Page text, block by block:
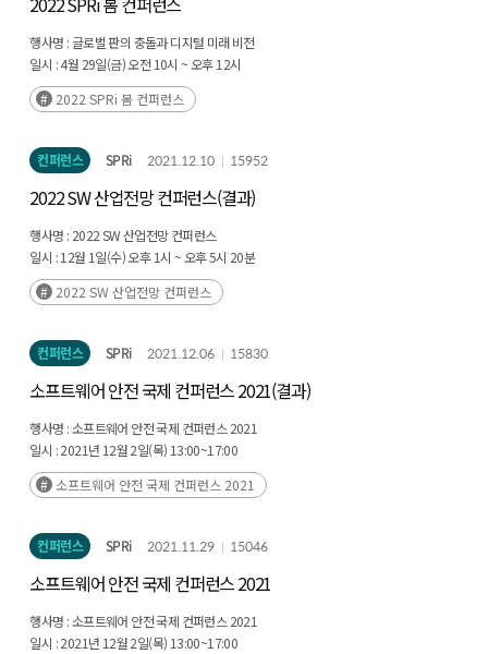
행사명 : 글로벌 판의 충돌과 디지털 미래 비전
일시 :4월 29일(금) 오전 10시 ~ 오후 12시
장소 :온라인 세미나
2022 SPRi 봄 컨퍼런스
컨퍼런스 SPRi 2021.12.10 15952
2022 SW 산업전망 컨퍼런스(결과)
행사명 : 2022 SW 산업전망 컨퍼런스
일시 :12월 1일(수) 오후 1시 ~ 오후 5시 20분
장소 :온라인 생중계
2022 SW 산업전망 컨퍼런스
컨퍼런스 SPRi 2021.12.06 15830
소프트웨어 안전 국제 컨퍼런스 2021(결과)
행사명 :소프트웨어 안전 국제 컨퍼런스 2021
일시 :2021년 12월 2일(목) 13:00~17:00
장소 :온라인 생중계
소프트웨어 안전 국제 컨퍼런스 2021
컨퍼런스 SPRi 2021.11.29 15046
소프트웨어 안전 국제 컨퍼런스 2021
행사명 :소프트웨어 안전 국제 컨퍼런스 2021
일시 :2021년 12월 2일(목) 13:00~17:00